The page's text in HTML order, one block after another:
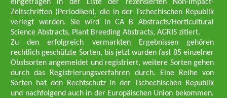
eingetragen in der Liste der rezensierten Non-Impact-
Zeitschriften (Periodiken), die in der Tschechischen Republik
verlegt werden. Sie wird in CA B Abstracts/Horticultural
Science Abstracts, Plant Breeding Abstracts, AGRIS zitiert.
Zu den erfolgreich vermarkten Ergebnissen gehören
rechtlich geschützte Sorten, bis jetzt wurden fast 85 einzelner
Obstsorten angemeldet und registriert, weitere Sorten gehen
durch das Registrierungsverfahren durch. Eine Reihe von
Sorten hat den Rechtschutz in der Tschechischen Republik
und nachfolgend auch in der Europäischen Union bekommen.